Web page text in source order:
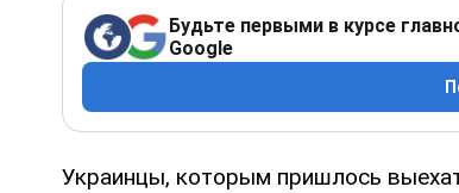
Будьте первыми в курсе
Google
Украинцы, которым пришлось